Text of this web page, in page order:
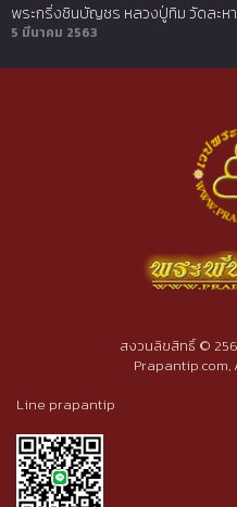
พระกริ่งชินบัญชร หลวงปู่ทิม วัดละห
5 มีนาคม 2563
สงวนลิขสิทธิ์ ©
Line prapantip